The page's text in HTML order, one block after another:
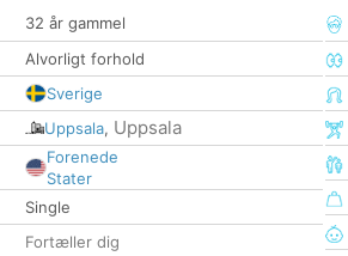
32 år gammel
Alvorligt forhold
Sverige
Uppsala, Uppsala
Forenede
Stater
Single
Fortæller dig